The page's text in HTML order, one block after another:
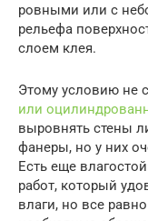
ровными или с
рельефа
слоем клея.
Этому условию не
или
выровнять стены
фанеры, но у них
Есть еще
работ, который
влаги, но все